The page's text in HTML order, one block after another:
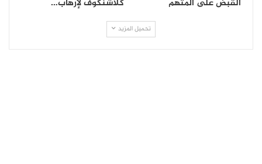
القبض على المتهم
كلاشنكوف لإرهاب…
تحميل المزيد